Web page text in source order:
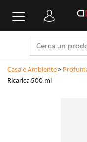
Casa e Ambiente >
Ricarica 500 ml